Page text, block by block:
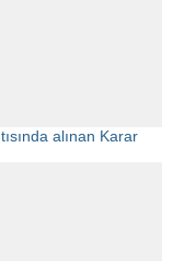
alınan Karar